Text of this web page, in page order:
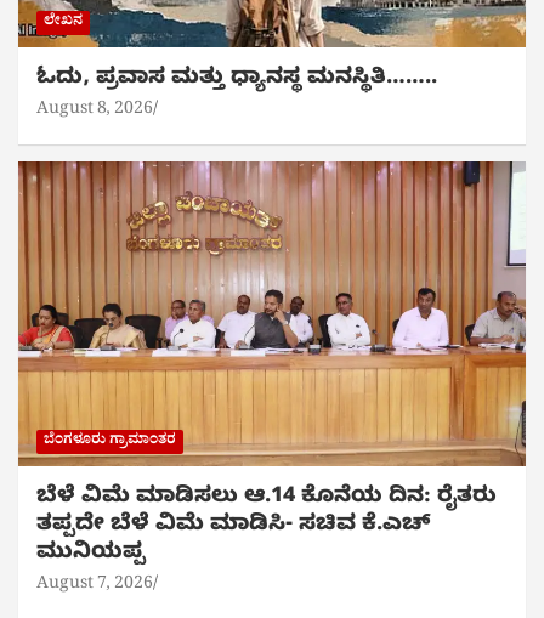
ಲೇಖನ
ಓದು, ಪ್ರವಾಸ ಮತ್ತು ಧ್ಯಾನಸ್ಥ ಮನಸ್ಥಿತಿ……..
August 8, 2026
ಬೆಂಗಳೂರು ಗ್ರಾಮಾಂತರ
ಬೆಳೆ ವಿಮೆ ಮಾಡಿಸಲು ಆ.14 ಕೊನೆಯ ದಿನ: ರೈತರು
ತಪ್ಪದೇ ಬೆಳೆ ವಿಮೆ ಮಾಡಿಸಿ- ಸಚಿವ ಕೆ.ಎಚ್
ಮುನಿಯಪ್ಪ
August 7, 2026